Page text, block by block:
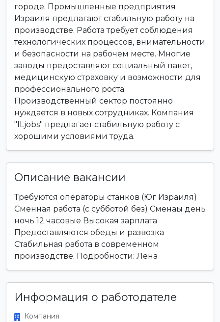
городе. Промышленные предприятия
Израиля предлагают стабильную работу на
производстве. Работа требует соблюдения
технологических процессов, внимательности
и безопасности на рабочем месте. Многие
заводы предоставляют социальный пакет,
медицинскую страховку и возможности для
профессионального роста.
Производственный сектор постоянно
нуждается в новых сотрудниках. Компания
"ILjobs" предлагает стабильную работу с
хорошими условиями труда.
Описание вакансии
Требуются операторы станков (Юг Израиля)
Сменная работа (с субботой без) Сменаы день
ночь 12 часовые Высокая зарплата
Предоставляются обеды и развозка
Стабильная работа в современном
производстве. Подробности: Лена
Информация о работодателе
Компания